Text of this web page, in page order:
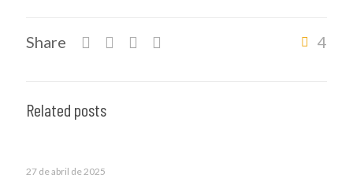
Share 4
Related posts
27 de abril de 2025